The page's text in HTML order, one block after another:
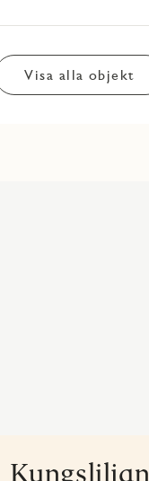
Visa alla objekt
Kungsliljan